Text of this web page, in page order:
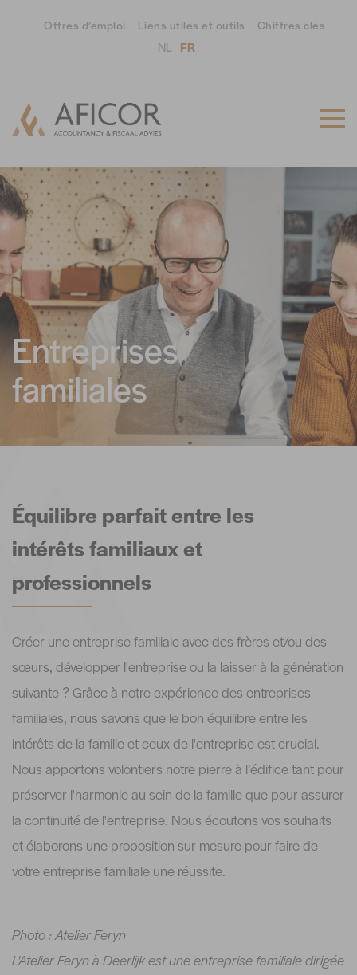
Offres d’emploi Liens utiles et outils Chiffres clés
NL FR
Entreprises
familiales
Équilibre parfait entre les
intérêts familiaux et
professionnels
Créer une entreprise familiale avec des frères et/ou des
sœurs, développer l'entreprise ou la laisser à la génération
suivante ? Grâce à notre expérience des entreprises
familiales, nous savons que le bon équilibre entre les
intérêts de la famille et ceux de l'entreprise est crucial.
Nous apportons volontiers notre pierre à l’édifice tant pour
préserver l'harmonie au sein de la famille que pour assurer
la continuité de l'entreprise. Nous écoutons vos souhaits
et élaborons une proposition sur mesure pour faire de
votre entreprise familiale une réussite.
Photo : Atelier Feryn
L'Atelier Feryn à Deerlijk est une entreprise familiale dirigée